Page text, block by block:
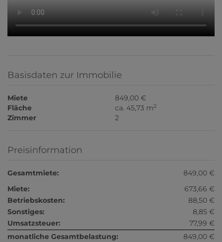
Basisdaten zur Immobilie
Miete
849,00 €
Fläche
ca. 45,73 m2
Zimmer 2
Preisinformation
Gesamtmiete:
849,00 €
Miete:
673,66 €
Betriebskosten:
88,50 €
Sonstiges:
8,85 €
Umsatzsteuer:
77,99 €
monatliche Gesamtbelastung:
849,00 €